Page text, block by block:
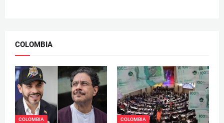
COLOMBIA
COLOMBIA COLOMBIA